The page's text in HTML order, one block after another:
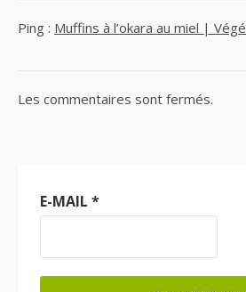
Ping : Muffins à l’okara au miel |
Les commentaires sont fermés.
E-MAIL *